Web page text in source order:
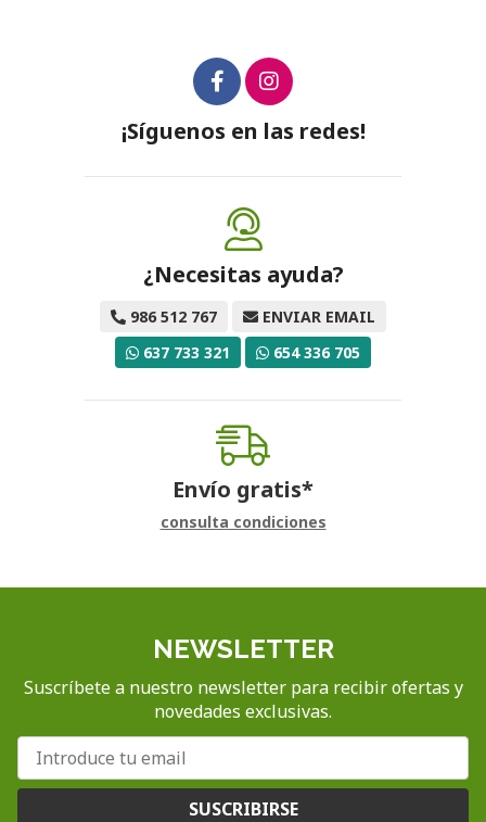
¡Síguenos en las redes!
¿Necesitas ayuda?
986 512 767
ENVIAR EMAIL
637 733 321
654 336 705
Envío gratis*
consulta condiciones
NEWSLETTER
Suscríbete a nuestro newsletter para recibir ofertas y
novedades exclusivas.
SUSCRIBIRSE